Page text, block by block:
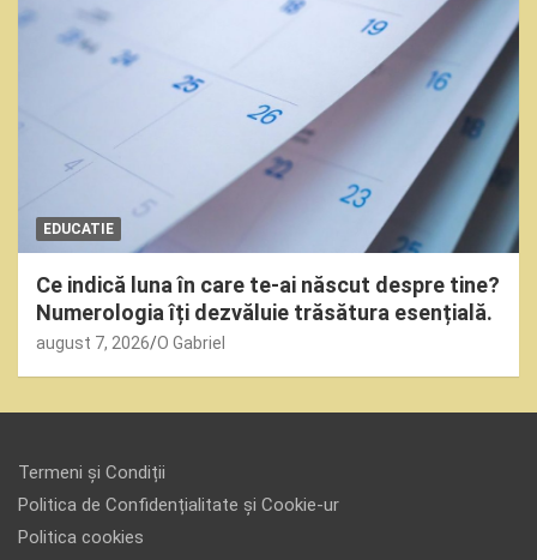
EDUCATIE
Ce indică luna în care te-ai născut despre tine?
Numerologia îți dezvăluie trăsătura esențială.
august 7, 2026 O Gabriel
Termeni și Condiții
Politica de Confidențialitate și Cookie-ur
Politica cookies